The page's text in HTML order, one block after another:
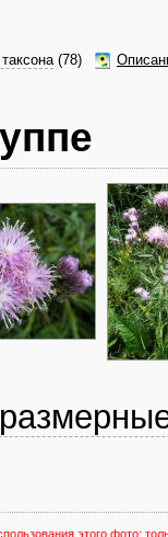
(78)
этого фото: